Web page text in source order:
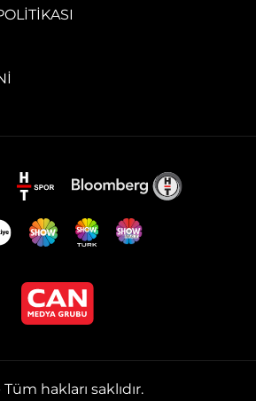
hakları saklıdır.